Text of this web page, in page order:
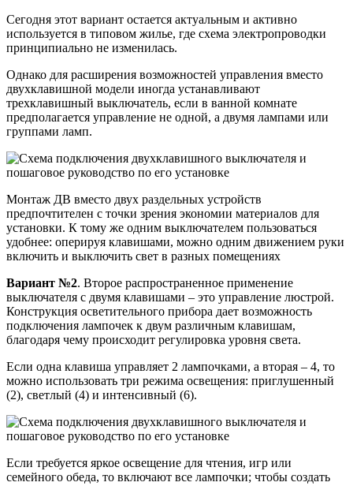
Сегодня этот вариант остается актуальным и активно
используется в типовом жилье, где схема электропроводки
принципиально не изменилась.
Однако для расширения возможностей управления вместо
двухклавишной модели иногда устанавливают
трехклавишный выключатель, если в ванной комнате
предполагается управление не одной, а двумя лампами или
группами ламп.
Монтаж ДВ вместо двух раздельных устройств
предпочтителен с точки зрения экономии материалов для
установки. К тому же одним выключателем пользоваться
удобнее: оперируя клавишами, можно одним движением руки
включить и выключить свет в разных помещениях
Вариант №2. Второе распространенное применение
выключателя с двумя клавишами – это управление люстрой.
Конструкция осветительного прибора дает возможность
подключения лампочек к двум различным клавишам,
благодаря чему происходит регулировка уровня света.
Если одна клавиша управляет 2 лампочками, а вторая – 4, то
можно использовать три режима освещения: приглушенный
(2), светлый (4) и интенсивный (6).
Если требуется яркое освещение для чтения, игр или
семейного обеда, то включают все лампочки; чтобы создать